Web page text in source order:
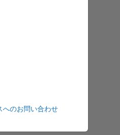
へのお問い合わせ